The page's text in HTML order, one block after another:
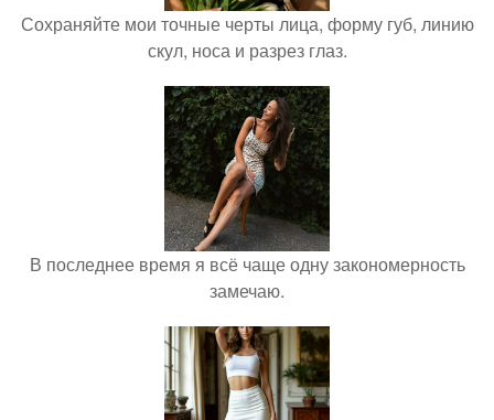
Сохраняйте мои точные черты лица, форму губ, линию
скул, носа и разрез глаз.
В последнее время я всё чаще одну закономерность
замечаю.